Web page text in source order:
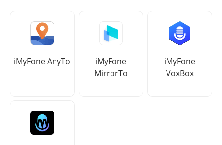
iMyFone AnyTo
iMyFone
MirrorTo
iMyFone
VoxBox